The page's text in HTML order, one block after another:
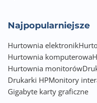
7.36
Waga bez podstawy
5.54
Zawiera baterię /
Nie
Najpopularniejsze
Hurtownia elektronik
Hurtownia komputerowa
Hurtownia monitorów
Drukarki HPMonitory
Gigabyte karty graficzne